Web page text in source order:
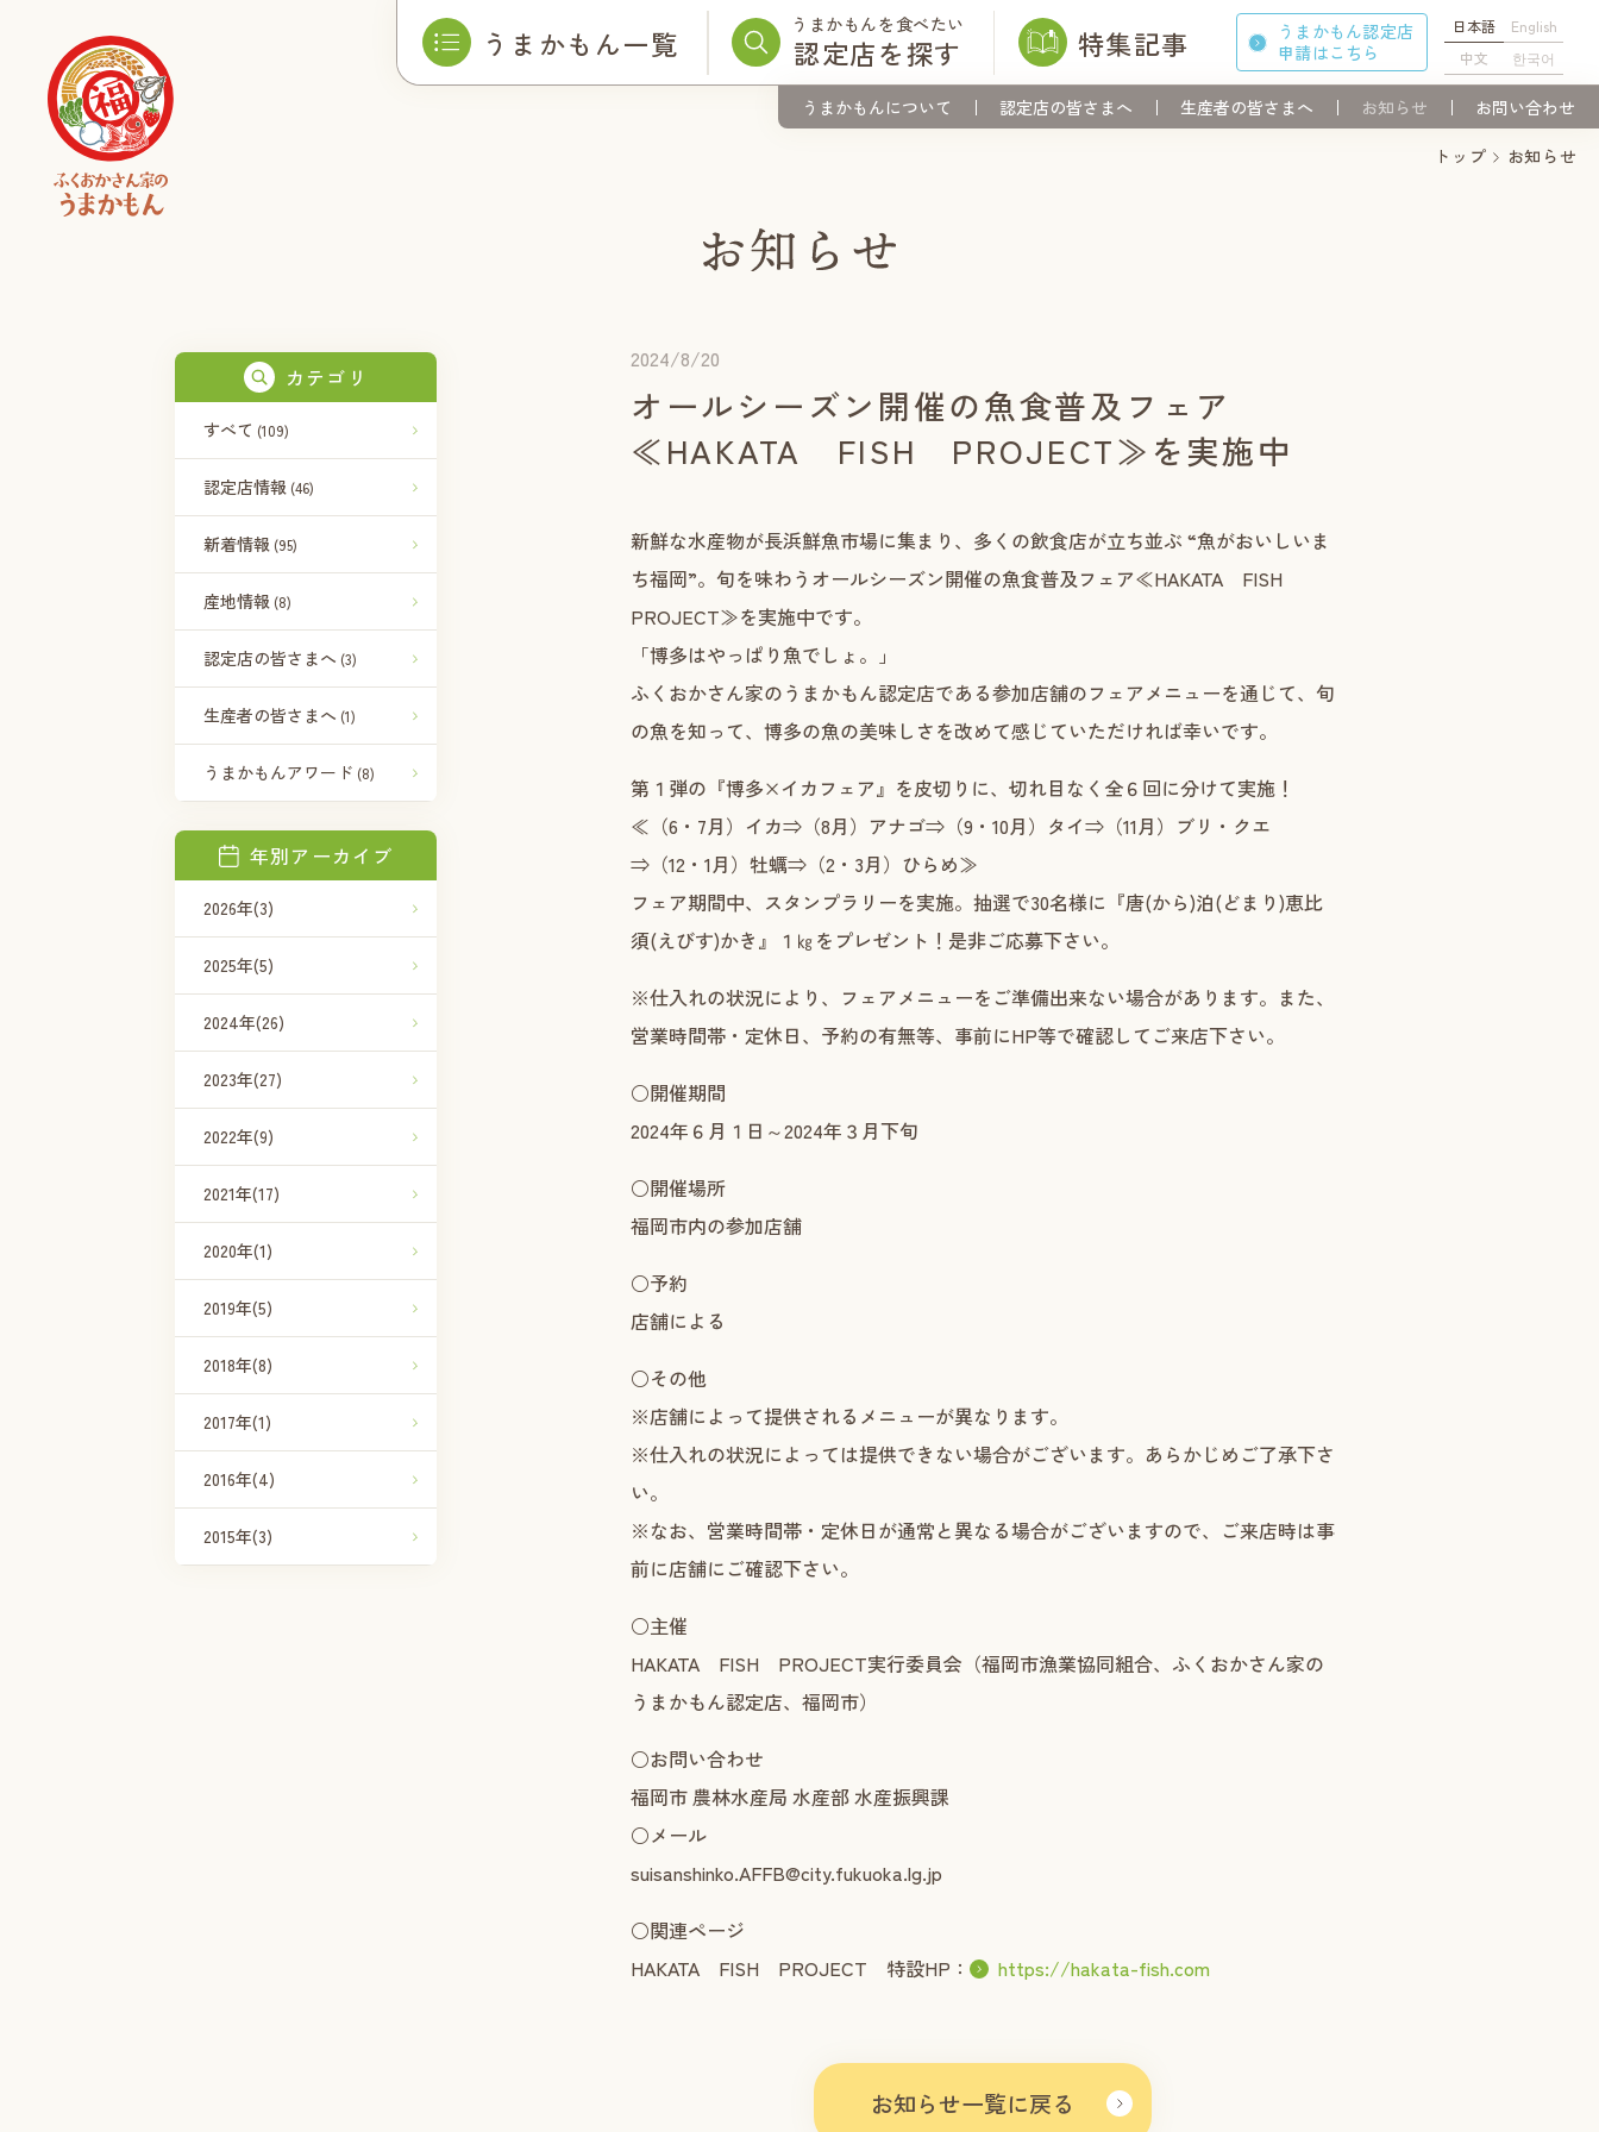
うまかもん一覧 うまかもんを食べたい
認定店を探す 特集記事
うまかもん認定店
申請はこちら
日本語
English
中文
한국어
うまかもんについて 認定店の皆さまへ 生産者の皆さまへ お知らせ お問い合わせ
トップ お知らせ
カテゴリ
すべて (109)
認定店情報 (46)
新着情報 (95)
産地情報 (8)
認定店の皆さまへ (3)
生産者の皆さまへ (1)
うまかもんアワード (8)
年別アーカイブ
2026年(3)
2025年(5)
2024年(26)
2023年(27)
2022年(9)
2021年(17)
2020年(1)
2019年(5)
2018年(8)
2017年(1)
2016年(4)
2015年(3)
2024/8/20
オールシーズン開催の魚食普及フェア
≪HAKATA FISH PROJECT≫を実施中
新鮮な水産物が長浜鮮魚市場に集まり、多くの飲食店が立ち並ぶ “魚がおいしいま
ち福岡”。旬を味わうオールシーズン開催の魚食普及フェア≪HAKATA FISH
PROJECT≫を実施中です。
「博多はやっぱり魚でしょ。」
ふくおかさん家のうまかもん認定店である参加店舗のフェアメニューを通じて、旬
の魚を知って、博多の魚の美味しさを改めて感じていただければ幸いです。
第１弾の『博多×イカフェア』を皮切りに、切れ目なく全６回に分けて実施！
≪（6・7月）イカ⇒（8月）アナゴ⇒（9・10月）タイ⇒（11月）ブリ・クエ
⇒（12・1月）牡蠣⇒（2・3月）ひらめ≫
フェア期間中、スタンプラリーを実施。抽選で30名様に『唐(から)泊(どまり)恵比
須(えびす)かき』１㎏をプレゼント！是非ご応募下さい。
※仕入れの状況により、フェアメニューをご準備出来ない場合があります。また、
営業時間帯・定休日、予約の有無等、事前にHP等で確認してご来店下さい。
○開催期間
2024年６月１日～2024年３月下旬
○開催場所
福岡市内の参加店舗
○予約
店舗による
○その他
※店舗によって提供されるメニューが異なります。
※仕入れの状況によっては提供できない場合がございます。あらかじめご了承下さ
い。
※なお、営業時間帯・定休日が通常と異なる場合がございますので、ご来店時は事
前に店舗にご確認下さい。
○主催
HAKATA FISH PROJECT実行委員会（福岡市漁業協同組合、ふくおかさん家の
うまかもん認定店、福岡市）
○お問い合わせ
福岡市 農林水産局 水産部 水産振興課
○メール
suisanshinko.AFFB@city.fukuoka.lg.jp
○関連ページ
HAKATA FISH PROJECT 特設HP：
https://hakata-fish.com
お知らせ一覧に戻る